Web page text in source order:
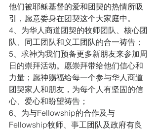
他们被耶稣基督的爱和团契的热情所吸
引，愿意委身在团契这个大家庭中。
4、为华人商道团契的牧师团队、核心团
队、同工团队和义工团队的合一祷告；
5、求神为我们预备更多新朋友来参加周
日的崇拜活动。愿崇拜带给他们信心和
力量；愿神赐福给每一个参与华人商道
团契家人和朋友，为每个人有坚固的信
心、爱心和盼望祷告；
6、为与Fellowship的合作及与
Fellowship牧师、事工团队及政府有良